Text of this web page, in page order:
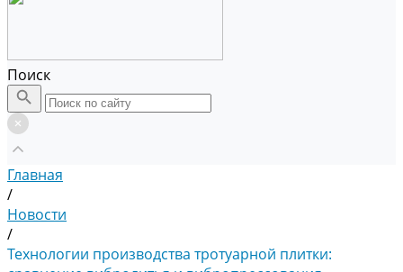
Поиск
Главная
/
Новости
/
Технологии производства тротуарной плитки: